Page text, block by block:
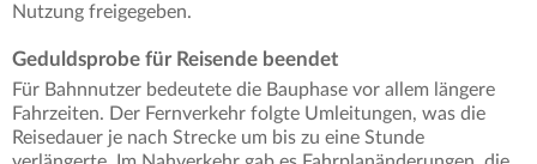
Nutzung freigegeben.
Geduldsprobe für Reisende beendet
Für Bahnnutzer bedeutete die Bauphase vor allem längere
Fahrzeiten. Der Fernverkehr folgte Umleitungen, was die
Reisedauer je nach Strecke um bis zu eine Stunde